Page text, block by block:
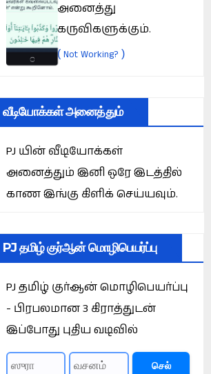
அனைத்து
கருவிகளுக்கும்.
(Not Working? )
வீடியோக்கள் அனைத்தும்
PJ யின் வீடியோக்கள்
அனைத்தும் இனி ஒரே இடத்தில்
காண இங்கு கிளிக் செய்யவும்.
PJ தமிழ் குர்ஆன் மொழிபெயர்ப்பு
PJ தமிழ் குர்ஆன் மொழிபெயர்ப்பு
- பிரபலமான 3 கிராத்துடன்
இப்போது புதிய வடிவில்
செல்